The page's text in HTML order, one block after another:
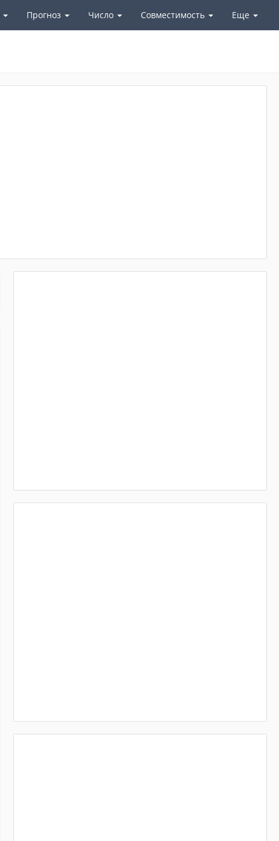
Прогноз Число Совместимость Еще